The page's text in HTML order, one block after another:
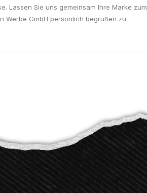
Lassen Sie uns gemeinsam Ihre Marke zum
Werbe GmbH persönlich begrüßen zu